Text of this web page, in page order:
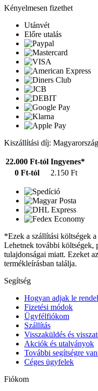
Kényelmesen fizethet
Utánvét
Előre utalás
Kiszállítási díj: Magyarország
22.000 Ft-tól Ingyenes*
0 Ft-tól
2.150 Ft
*Ezek a szállítási költségek
Lehetnek további költségek,
tulajdonságai miatt. Ezeket
termékleírásban találja.
Segítség
Hogyan adjak le
Fizetési módok
Ügyfélfiókom
Szállítás
Visszaküldés és
Akciók és utalványok
További segítségre
Céges ügyfelek
Fiókom